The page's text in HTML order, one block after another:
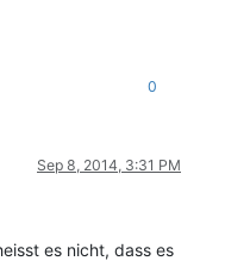
0
Sep 8, 2014, 3:31 PM
es nicht, dass es